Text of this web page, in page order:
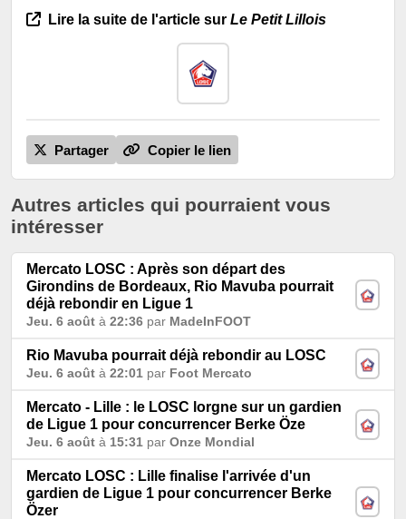
Lire la suite de l'article sur Le Petit Lillois
Partager Copier le lien
Autres articles qui pourraient vous
intéresser
Mercato LOSC : Après son départ des
Girondins de Bordeaux, Rio Mavuba pourrait
déjà rebondir en Ligue 1
Jeu. 6 août à 22:36 par MadeInFOOT
Rio Mavuba pourrait déjà rebondir au LOSC
Jeu. 6 août à 22:01 par Foot Mercato
Mercato - Lille : le LOSC lorgne sur un gardien
de Ligue 1 pour concurrencer Berke Öze
Jeu. 6 août à 15:31 par Onze Mondial
Mercato LOSC : Lille finalise l'arrivée d'un
gardien de Ligue 1 pour concurrencer Berke
Özer